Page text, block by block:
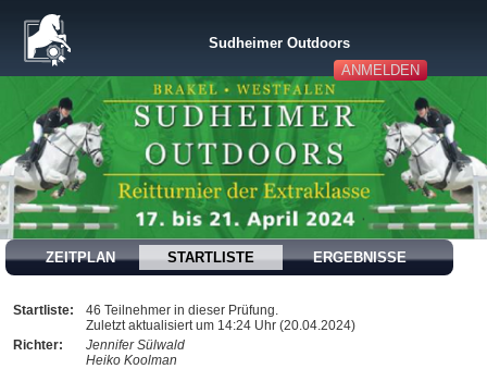
ANMELDEN
Sudheimer Outdoors
ZEITPLAN STARTLISTE ERGEBNISSE
Startliste:
46 Teilnehmer in dieser Prüfung.
Zuletzt aktualisiert um 14:24 Uhr (20.04.2024)
Richter:
Jennifer Sülwald
Heiko Koolman